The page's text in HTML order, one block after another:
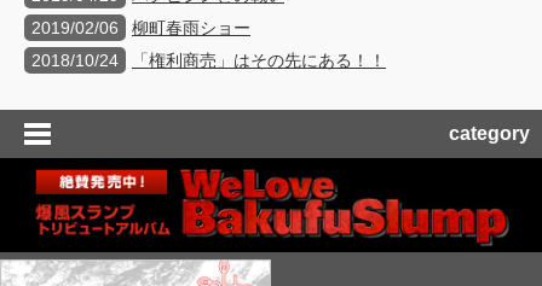
2019/02/06
柳町春雨ショー
2018/10/24
「権利商売」はその先にある！！
category